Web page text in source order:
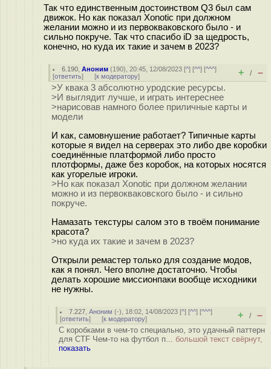
Так что единственным достоинством Q3 был сам
движок. Но как показал Xonotic при должном
желании можно и из первокваковского было - и
сильно покруче. Так что спасибо iD за щедрость,
конечно, но куда их такие и зачем в 2023?
6.190 ,Аноним (190), 20:45, 12/08/2023 [^] [^^] [^^^]
[ответить] [к модератору] + / –
>У квака 3 абсолютно уродские ресурсы.
>И выглядит лучше, и играть интереснее
>нарисовав намного более приличные карты и
модели
И как, самовнушение работает? Типичные карты
которые я видел на серверах это либо две коробки
соединённые платформой либо просто
плотформы, даже без коробок, на которых носятся
как угорелые игроки.
>Но как показал Xonotic при должном желании
можно и из первокваковского было - и сильно
покруче.
Намазать текстуры салом это в твоём понимание
красота?
>но куда их такие и зачем в 2023?
Открыли ремастер только для создание модов,
как я понял. Чего вполне достаточно. Чтобы
делать хорошие миссионпаки вообще исходники
не нужны.
7.227 ,Аноним (-), 18:02, 14/08/2023 [^] [^^] [^^^]
[ответить] [к модератору] + / –
С коробками в чем-то специально, это удачный паттерн
для CTF Чем-то на футбол п... большой текст свёрнут,
показать